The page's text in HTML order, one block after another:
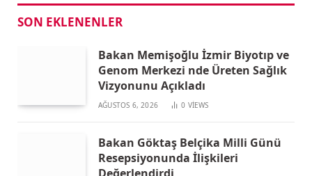
SON EKLENENLER
Bakan Memişoğlu İzmir Biyotıp ve
Genom Merkezi nde Üreten Sağlık
Vizyonunu Açıkladı
AĞUSTOS 6, 2026 0 VIEWS
Bakan Göktaş Belçika Milli Günü
Resepsiyonunda İlişkileri